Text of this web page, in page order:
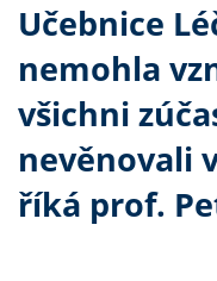
Učebnice
nemohla
všichni
nevěnovali
říká prof.